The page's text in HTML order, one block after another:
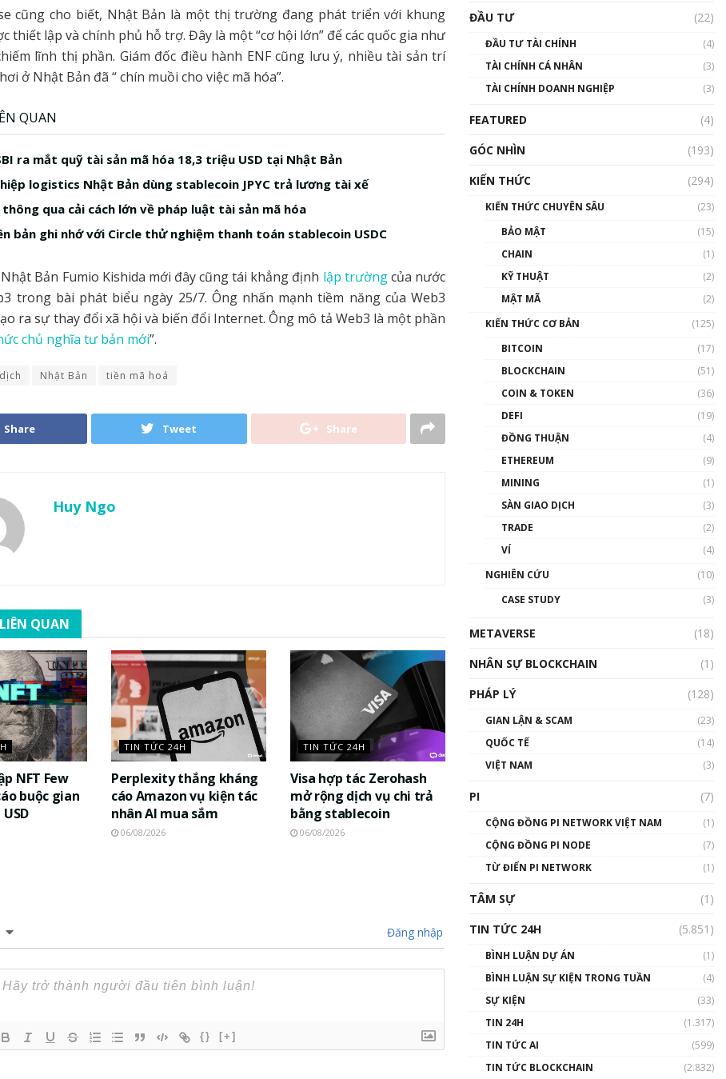
cũng cho biết, Nhật Bản là một thị trường đang phát triển với khung
thiết lập và chính phủ hỗ trợ. Đây là một “cơ hội lớn” để các quốc gia như
lĩnh thị phần. Giám đốc điều hành ENF cũng lưu ý, nhiều tài sản trí
ở Nhật Bản đã “ chín muồi cho việc mã hóa”.
QUAN
ra mắt quỹ tài sản mã hóa 18,3 triệu USD tại Nhật Bản
logistics Nhật Bản dùng stablecoin JPYC trả lương tài xế
qua cải cách lớn về pháp luật tài sản mã hóa
bản ghi nhớ với Circle thử nghiệm thanh toán stablecoin USDC
Bản Fumio Kishida mới đây cũng tái khẳng định lập trườngcủa nước
trong bài phát biểu ngày 25/7. Ông nhấn mạnh tiềm năng của Web3
ra sự thay đổi xã hội và biến đổi Internet. Ông mô tả Web3 là một phần
chủ nghĩa tư bản mới”.
Nhật Bản tiền mã hoá
Share Tweet Share
Huy Ngo
QUAN
NFT Few
buộc gian
TIN TỨC 24H
Perplexity thắng kháng
cáo Amazon vụ kiện tác
nhân AI mua sắm
06/08/2026
TIN TỨC 24H
Visa hợp tác Zerohash
mở rộng dịch vụ chi trả
bằng stablecoin
06/08/2026
Đăng nhập
{} [+]
uptrend trong năm 2023? |
Phổ cập Blockchain
00:02:14
Nhìn lại năm 2022: Những
nhân vật ảnh hưởng nhất
hệ sinh thái tiền mã hoá |
Blockchain
Nhân sự tương lại ngành
Blockchain Việt Nam | Phổ
cập Blockchain
Blockchain đang được ứng
01:34:46
01:32:59
Talkshow17: Mùa đông
Crypto – Chiếc khăn gió ấm
01:49:30
Talkshow 14: MemeCoin –
ĐẦU TƯ
(22)
ĐẦU TƯ TÀI CHÍNH
(4)
TÀI CHÍNH CÁ NHÂN
(3)
TÀI CHÍNH DOANH NGHIỆP
(3)
FEATURED
(4)
GÓC NHÌN
(193)
KIẾN THỨC
(294)
KIẾN THỨC CHUYÊN SÂU
(23)
BẢO MẬT
(15)
CHAIN
(1)
KỸ THUẬT
(2)
MẬT MÃ
(2)
KIẾN THỨC CƠ BẢN
(125)
BITCOIN
(17)
BLOCKCHAIN
(51)
COIN & TOKEN
(36)
DEFI
(19)
ĐỒNG THUẬN
(4)
ETHEREUM
(9)
MINING
(1)
SÀN GIAO DỊCH
(3)
TRADE
(2)
VÍ
(4)
NGHIÊN CỨU
(10)
CASE STUDY
(3)
METAVERSE
(18)
NHÂN SỰ BLOCKCHAIN
(1)
PHÁP LÝ
(128)
GIAN LẬN & SCAM
(23)
QUỐC TẾ
(14)
VIỆT NAM
(3)
PI (7)
CỘNG ĐỒNG PI NETWORK VIỆT NAM
(1)
CỘNG ĐỒNG PI NODE
(7)
TỪ ĐIỂN PI NETWORK
(1)
TÂM SỰ
(1)
TIN TỨC 24H
(5.851)
BÌNH LUẬN DỰ ÁN
(1)
BÌNH LUẬN SỰ KIỆN TRONG TUẦN
(4)
SỰ KIỆN
(33)
TIN 24H
(1.317)
TIN TỨC AI
(599)
TIN TỨC BLOCKCHAIN
(2.832)